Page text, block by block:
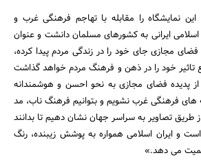
نمایشگاه را مقابله با تهاجم فرهنگی غرب و
ایرانی به کشورهای مسلمان دانشت و عنوان
مجازی جای خود را در زندگی مردم پیدا کرده،
تاثیر خود را در ذهن و فرهنگ مردم خواهد گذاشت
پدیده فضای مجازی به نحو احسن و هوشمندانه
های فرهنگی غرب نشویم و بتوانیم فرهنگ ناب، مد
طریق تصاویر به سراسر جهان نشان دهیم تا بدانند
و ایران اسلامی همواره به پوشش زیبنده، رنگ
می دهد.»